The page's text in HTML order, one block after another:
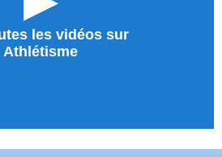
les vidéos sur
Athlétisme